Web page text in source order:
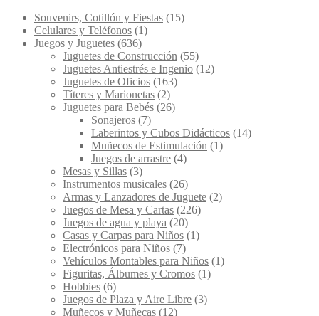
Souvenirs, Cotillón y Fiestas (15)
Celulares y Teléfonos (1)
Juegos y Juguetes (636)
Juguetes de Construcción (55)
Juguetes Antiestrés e Ingenio (12)
Juguetes de Oficios (163)
Títeres y Marionetas (2)
Juguetes para Bebés (26)
Sonajeros (7)
Laberintos y Cubos Didácticos (14)
Muñecos de Estimulación (1)
Juegos de arrastre (4)
Mesas y Sillas (3)
Instrumentos musicales (26)
Armas y Lanzadores de Juguete (2)
Juegos de Mesa y Cartas (226)
Juegos de agua y playa (20)
Casas y Carpas para Niños (1)
Electrónicos para Niños (7)
Vehículos Montables para Niños (1)
Figuritas, Álbumes y Cromos (1)
Hobbies (6)
Juegos de Plaza y Aire Libre (3)
Muñecos y Muñecas (12)